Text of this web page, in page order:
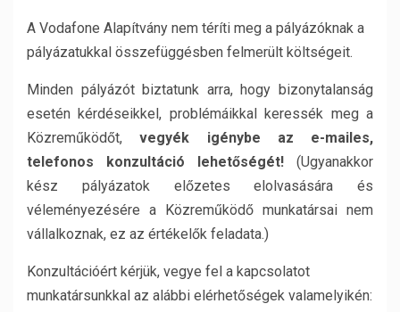
A Vodafone Alapítvány nem téríti meg a pályázóknak a
pályázatukkal összefüggésben felmerült költségeit.
Minden pályázót biztatunk arra, hogy bizonytalanság
esetén kérdéseikkel, problémáikkal keressék meg a
Közreműködőt,vegyék igénybe az e-mailes,
telefonos konzultáció lehetőségét! (Ugyanakkor
kész pályázatok előzetes elolvasására és
véleményezésére a Közreműködő munkatársai nem
vállalkoznak, ez az értékelők feladata.)
Konzultációért kérjük, vegye fel a kapcsolatot
munkatársunkkal az alábbi elérhetőségek valamelyikén: